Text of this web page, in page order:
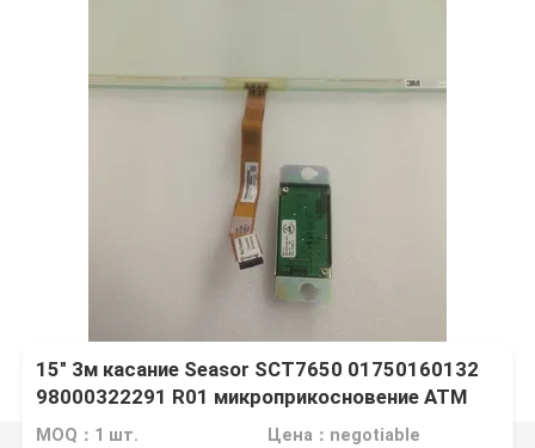
15" 3м касание Seasor SCT7650 01750160132
98000322291 R01 микроприкосновение ATM
части
MOQ：1 шт. Цена：negotiable